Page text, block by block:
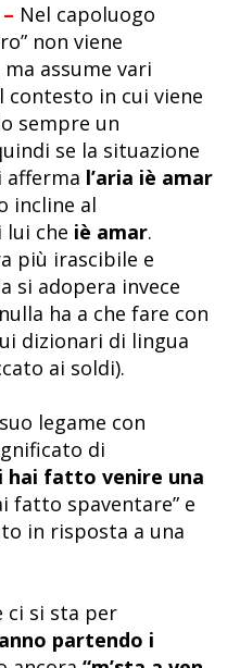
Nel capoluogo
non viene
assume vari
contesto in cui viene
sempre un
se la situazione
afferma l’aria iè amar
incline al
lui che iè amar.
più irascibile e
si adopera invece
ha a che fare con
dizionari di lingua
ai soldi).
legame con
di
hai fatto venire una
fatto spaventare” e
in risposta a una
ci si sta per
partendo i